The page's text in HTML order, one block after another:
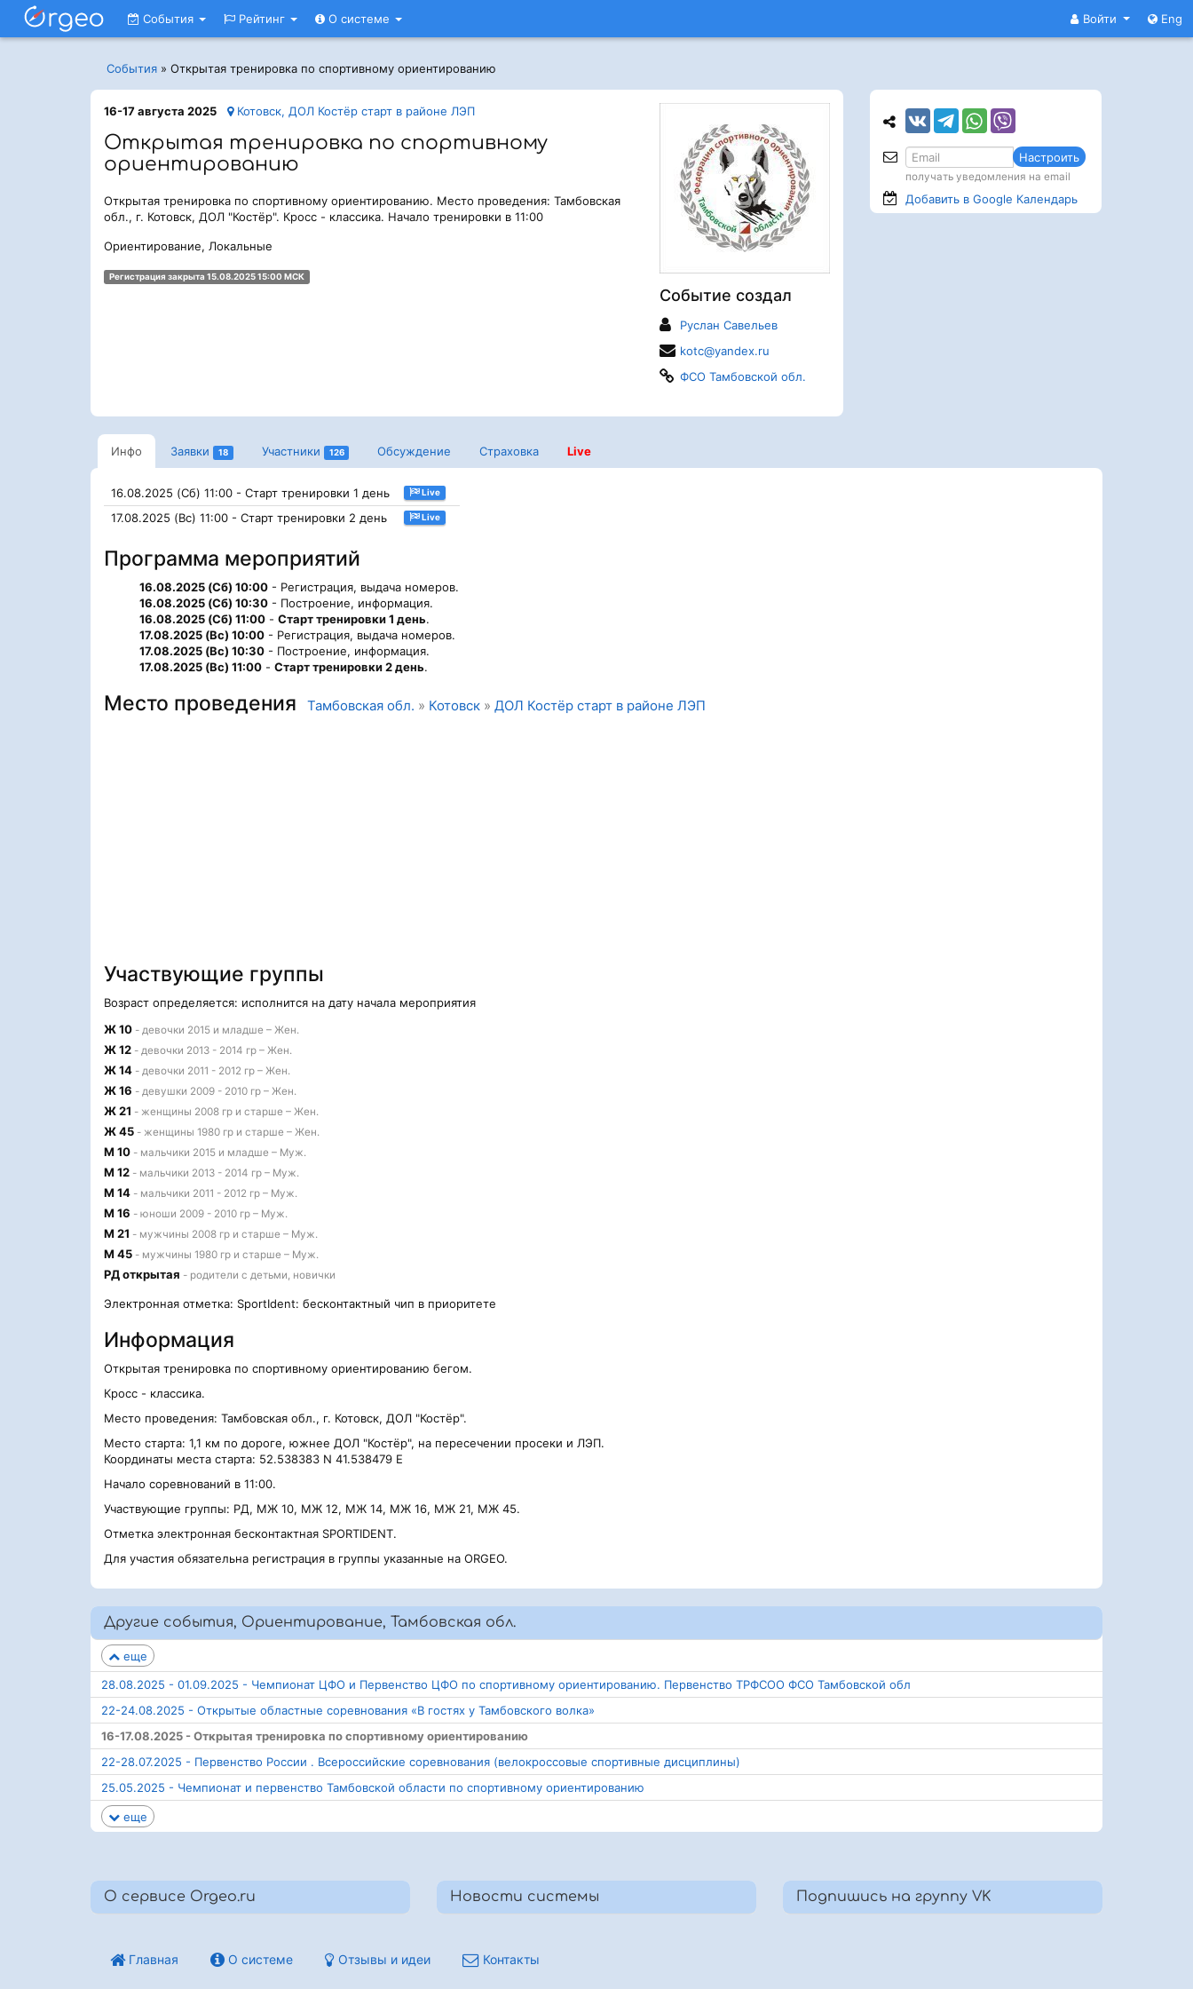
Войти Eng
События Рейтинг О системе
События » Открытая тренировка по спортивному ориентированию
Событие создал
Руслан Савельев
kotc@yandex.ru
ФСО Тамбовской обл.
16-17 августа 2025 Котовск, ДОЛ Костёр старт в районе ЛЭП
Открытая тренировка по спортивному
ориентированию
Открытая тренировка по спортивному ориентированию. Место проведения: Тамбовская
обл., г. Котовск, ДОЛ "Костёр". Кросс - классика. Начало тренировки в 11:00
Ориентирование, Локальные
Регистрация закрыта 15.08.2025 15:00 МСК
Инфо Заявки 18 Участники 126 Обсуждение Страховка Live
16.08.2025 (Сб) 11:00 - Старт тренировки 1 день Live
17.08.2025 (Вс) 11:00 - Старт тренировки 2 день Live
Программа мероприятий
16.08.2025 (Сб) 10:00 - Регистрация, выдача номеров.
16.08.2025 (Сб) 10:30 - Построение, информация.
16.08.2025 (Сб) 11:00 - Старт тренировки 1 день.
17.08.2025 (Вс) 10:00 - Регистрация, выдача номеров.
17.08.2025 (Вс) 10:30 - Построение, информация.
17.08.2025 (Вс) 11:00 - Старт тренировки 2 день.
Место проведения Тамбовская обл. » Котовск » ДОЛ Костёр старт в районе ЛЭП
Участвующие группы
Возраст определяется: исполнится на дату начала мероприятия
Ж 10 - девочки 2015 и младше – Жен.
Ж 12 - девочки 2013 - 2014 гр – Жен.
Ж 14 - девочки 2011 - 2012 гр – Жен.
Ж 16 - девушки 2009 - 2010 гр – Жен.
Ж 21 - женщины 2008 гр и старше – Жен.
Ж 45 - женщины 1980 гр и старше – Жен.
М 10 - мальчики 2015 и младше – Муж.
М 12 - мальчики 2013 - 2014 гр – Муж.
М 14 - мальчики 2011 - 2012 гр – Муж.
М 16 - юноши 2009 - 2010 гр – Муж.
М 21 - мужчины 2008 гр и старше – Муж.
М 45 - мужчины 1980 гр и старше – Муж.
РД открытая - родители с детьми, новички
Электронная отметка: SportIdent: бесконтактный чип в приоритете
Информация
Открытая тренировка по спортивному ориентированию бегом.
Кросс - классика.
Место проведения: Тамбовская обл., г. Котовск, ДОЛ "Костёр".
Место старта: 1,1 км по дороге, южнее ДОЛ "Костёр", на пересечении просеки и ЛЭП.
Координаты места старта: 52.538383 N 41.538479 E
Начало соревнований в 11:00.
Участвующие группы: РД, МЖ 10, МЖ 12, МЖ 14, МЖ 16, МЖ 21, МЖ 45.
Отметка электронная бесконтактная SPORTIDENT.
Для участия обязательна регистрация в группы указанные на ORGEO.
Другие события, Ориентирование, Тамбовская обл.
еще
28.08.2025 - 01.09.2025 - Чемпионат ЦФО и Первенство ЦФО по спортивному ориентированию. Первенство ТРФСОО ФСО Тамбовской обл
22-24.08.2025 - Открытые областные соревнования «В гостях у Тамбовского волка»
16-17.08.2025 - Открытая тренировка по спортивному ориентированию
22-28.07.2025 - Первенство России . Всероссийские соревнования (велокроссовые спортивные дисциплины)
25.05.2025 - Чемпионат и первенство Тамбовской области по спортивному ориентированию
еще
Настроить
получать уведомления на email
Добавить в Google Календарь
О сервисе Orgeo.ru Новости системы Подпишись на группу VK
Главная О системе Отзывы и идеи Контакты